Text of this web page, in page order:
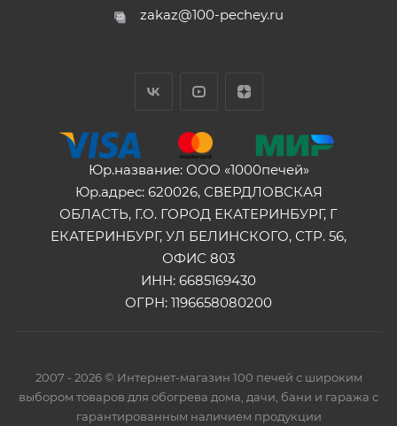
zakaz@100-pechey.ru
Юр.название: ООО «1000печей»
Юр.адрес: 620026, СВЕРДЛОВСКАЯ
ОБЛАСТЬ, Г.О. ГОРОД ЕКАТЕРИНБУРГ, Г
ЕКАТЕРИНБУРГ, УЛ БЕЛИНСКОГО, СТР. 56,
ОФИС 803
ИНН: 6685169430
ОГРН: 1196658080200
2007 - 2026 © Интернет-магазин 100 печей с широким
выбором товаров для обогрева дома, дачи, бани и гаража с
гарантированным наличием продукции